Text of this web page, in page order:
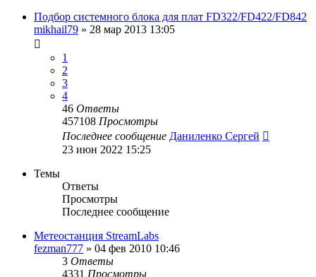
Подбор системного блока для плат FD322/FD422/FD842
mikhail79 » 28 мар 2013 13:05
1
2
3
4
46 Ответы
457108 Просмотры
Последнее сообщение Даниленко Сергей
23 июн 2022 15:25
Темы
Ответы
Просмотры
Последнее сообщение
Метеостанция StreamLabs
fezman777 » 04 фев 2010 10:46
3 Ответы
4331 Просмотры